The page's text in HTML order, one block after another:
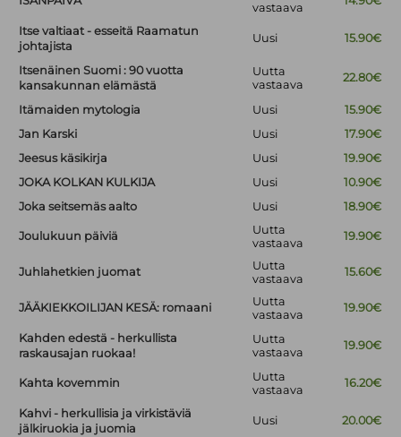
vastaava
Itse valtiaat - esseitä Raamatun
johtajista
Uusi 15.90€
Itsenäinen Suomi : 90 vuotta
kansakunnan elämästä
Uutta
vastaava
22.80€
Itämaiden mytologia Uusi
15.90€
Jan Karski
Uusi
17.90€
Jeesus käsikirja
Uusi
19.90€
JOKA KOLKAN KULKIJA
Uusi
10.90€
Joka seitsemäs aalto
Uusi 18.90€
Joulukuun päiviä
Uutta
vastaava
19.90€
Juhlahetkien juomat
Uutta
vastaava
15.60€
JÄÄKIEKKOILIJAN KESÄ: romaani
Uutta
vastaava
19.90€
Kahden edestä - herkullista
raskausajan ruokaa!
Uutta
vastaava
19.90€
Kahta kovemmin
Uutta
vastaava
16.20€
Kahvi - herkullisia ja virkistäviä
jälkiruokia ja juomia
Uusi 20.00€